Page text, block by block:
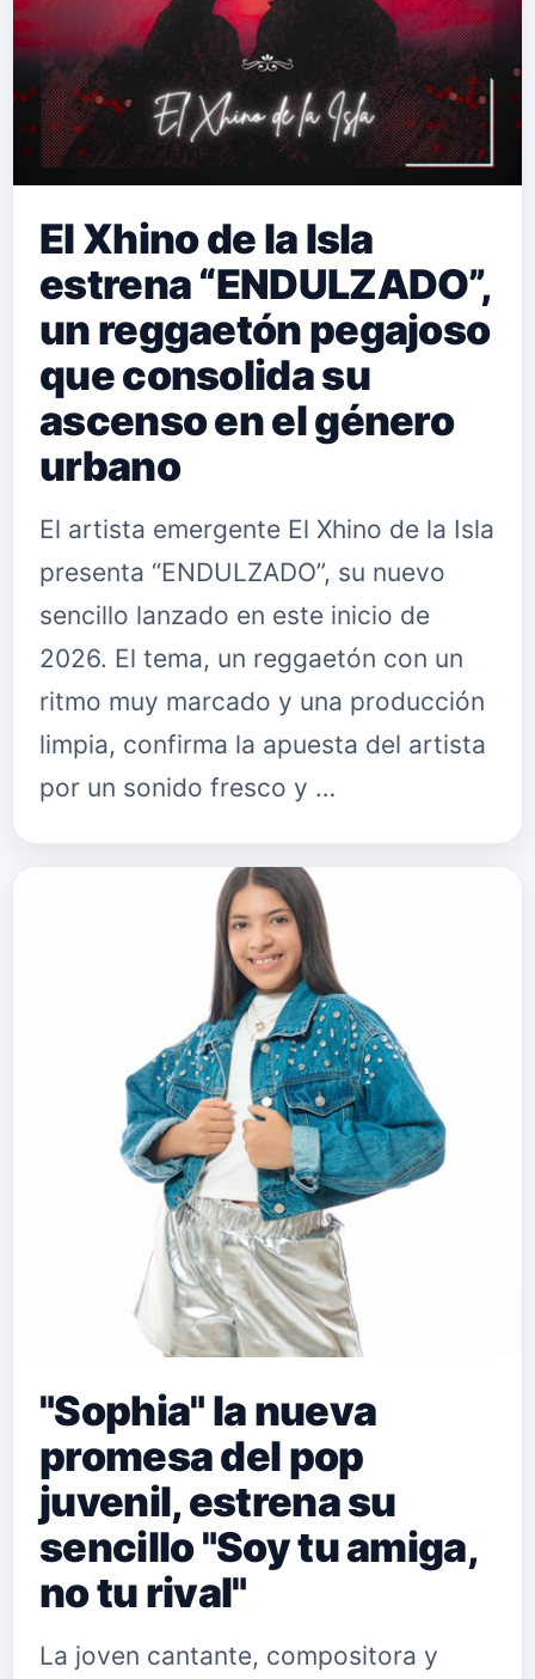
El Xhino de la Isla
estrena “ENDULZADO”,
un reggaetón pegajoso
que consolida su
ascenso en el género
urbano
El artista emergente El Xhino de la Isla
presenta “ENDULZADO”, su nuevo
sencillo lanzado en este inicio de
2026. El tema, un reggaetón con un
ritmo muy marcado y una producción
limpia, confirma la apuesta del artista
por un sonido fresco y …
"Sophia" la nueva
promesa del pop
juvenil, estrena su
sencillo "Soy tu amiga,
no tu rival"
La joven cantante, compositora y